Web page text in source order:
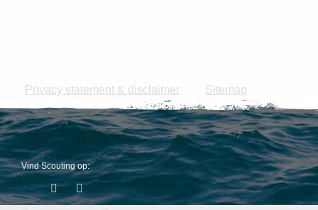
Privacy statement & disclaimer Sitemap
Vind Scouting op: